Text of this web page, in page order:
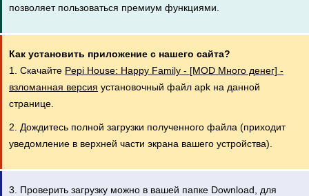
позволяет пользоваться премиум функциями.
Как установить приложение с нашего сайта?
1. Скачайте Pepi House: Happy Family - [MOD Много денег] -
взломанная версия установочный файл apk на данной
странице.
2. Дождитесь полной загрузки полученного файла (приходит
уведомление в верхней части экрана вашего устройства).
3. Проверить загрузку можно в вашей папке Download, для